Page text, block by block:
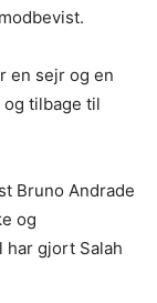
en sejr og en
tilbage til
Bruno Andrade
og
har gjort Salah